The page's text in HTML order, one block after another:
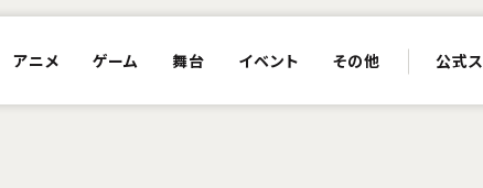
アニメ ゲーム 舞台 イベント その他 公式